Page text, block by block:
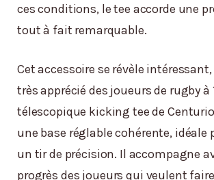
ces conditions, le tee accorde une
tout à fait remarquable.
Cet accessoire se révèle
très apprécié des joueurs de rugby à
télescopique kicking tee de
une base réglable cohérente, idéale
un tir de précision. Il accompagne
progrès des joueurs qui veulent